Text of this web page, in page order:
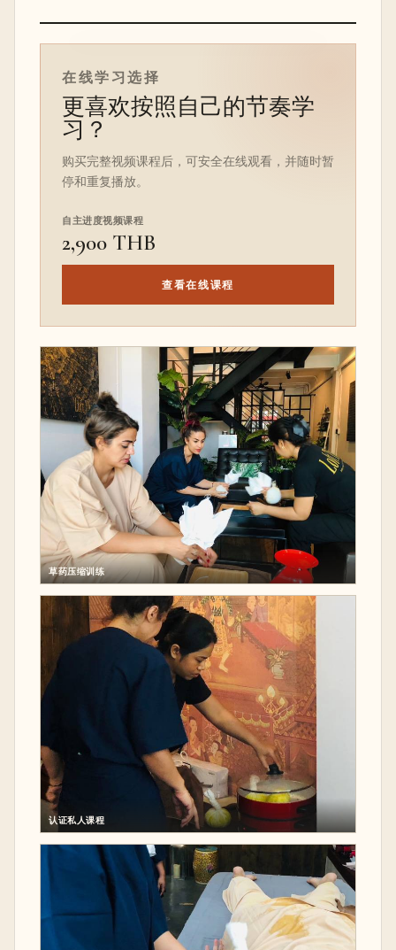
在线课程预告片
在线学习选择
更喜欢按照自己的节奏学
习？
购买完整视频课程后，可安全在线观看，并随时暂
停和重复播放。
自主进度视频课程
2,900 THB
查看在线课程
草药压缩训练
认证私人课程